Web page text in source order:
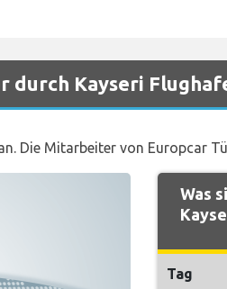
durch Kayseri
Die Mitarbeiter von Europcar
Was
Tag